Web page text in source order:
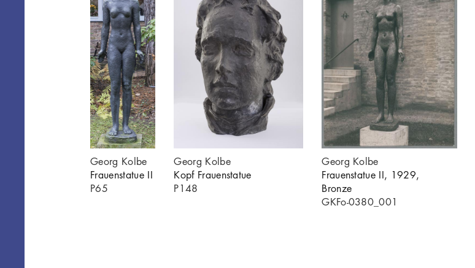
Georg Kolbe
Frauenstatue II
P65
Georg Kolbe
Kopf Frauenstatue
P148
Georg Kolbe
Frauenstatue II, 1929,
Bronze
GKFo-0380_001